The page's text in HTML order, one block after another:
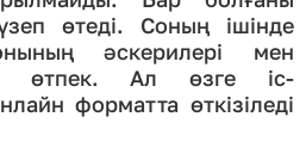
өтеді. Соның ішінде
әскерилері мен
өтпек. Ал өзге іс-
форматта өткізіледі